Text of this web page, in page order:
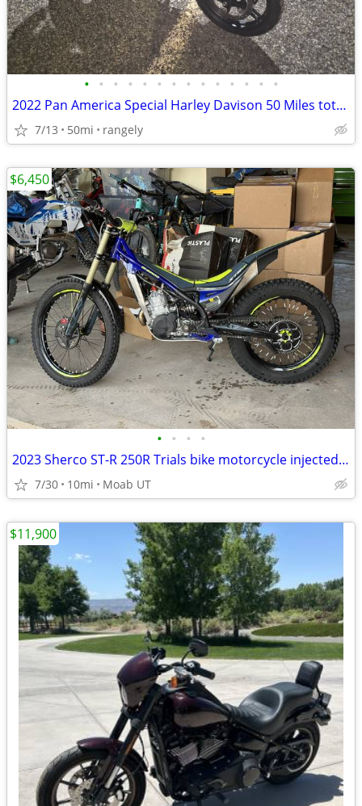
• • • • • • • • • • • • • •
2022 Pan America Special Harley Davison 50 Miles total NEW
7/13 50mi rangely
• • • •
2023 Sherco ST-R 250R Trials bike motorcycle injected STR250 250cc
7/30 10mi Moab UT
$6,450
$11,900